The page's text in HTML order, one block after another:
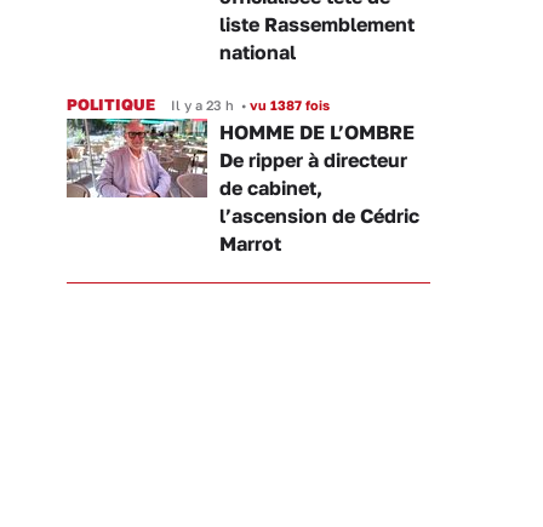
liste Rassemblement
national
POLITIQUE Il y a 23 h • vu 1387 fois
HOMME DE L’OMBRE
De ripper à directeur
de cabinet,
l’ascension de Cédric
Marrot